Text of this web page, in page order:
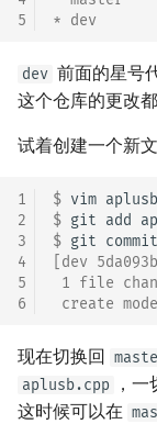
5
* dev
dev 前面的星号
这个仓库的更改
试着创建一个新
1
2
3
4
5
6
$ vim
$ git add
$ git commit
[dev
1 file
create
现在切换回
aplusb.cpp ，
这时候可以在